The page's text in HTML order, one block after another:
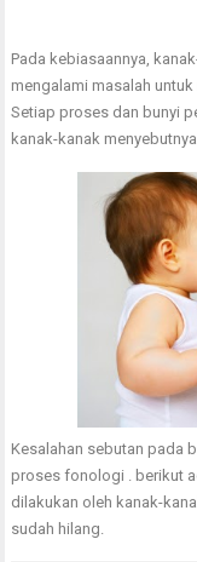
Pada kebiasaannya,
mengalami masalah
Setiap proses dan bunyi
kanak-kanak
Kesalahan sebutan pada
proses fonologi . berikut
dilakukan oleh kanak-
sudah hilang.